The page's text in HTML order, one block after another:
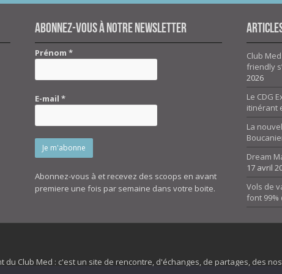
Abonnez-vous à notre newsletter
Prénom*
E-mail*
Abonnez-vous à et recevez des scoops en avant
premiere une fois par semaine dans votre boite.
Club
friendly
2026
Le CDG
itinérant
La
Dream
17 avril
Vols de
font 99%
du Club Med : c'est un site de rencontre, d'échanges, de partages, des